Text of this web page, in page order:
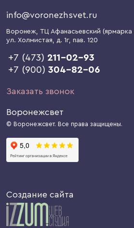
info@voronezhsvet.ru
Воронеж, ТЦ Афанасьевский (ярмарка
ул. Холмистая, д. 1г, пав. 120
+7 (473) 211-02-93
+7 (900)304-82-06
Заказать звонок
Воронежсвет
© Воронежсвет. Все права защищены.
Создание сайта